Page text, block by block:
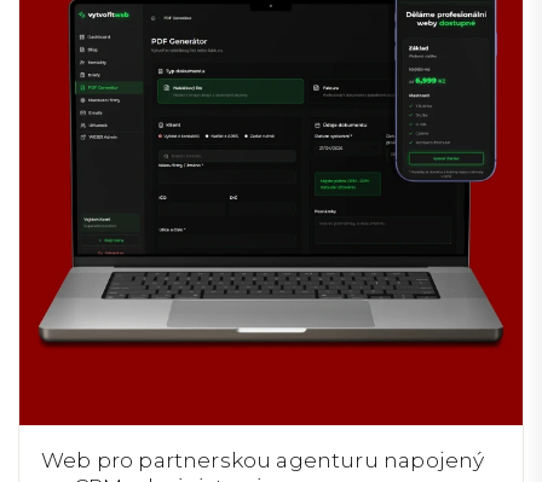
Web pro partnerskou agenturu napojený